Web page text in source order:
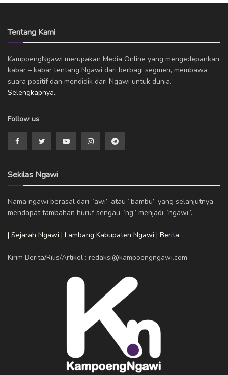
Tentang Kami
KampoengNgawi merupakan Media Online yang mengedepankan
kabar – kabar tentang Ngawi dari berbagi segmen, membawa
suara positif dan mendidik dari Ngawi untuk dunia.
Selengkapnya..
Follow us
Sekilas Ngawi
Nama ngawi berasal dari “awi” atau “bambu” yang selanjutnya
mendapat tambahan huruf sengau “ng” menjadi “ngawi”.
| Sejarah Ngawi | Lambang Kabupaten Ngawi | Berita
Kirim Berita/Rilis/Artikel : redaksi@kampoengngawi.com